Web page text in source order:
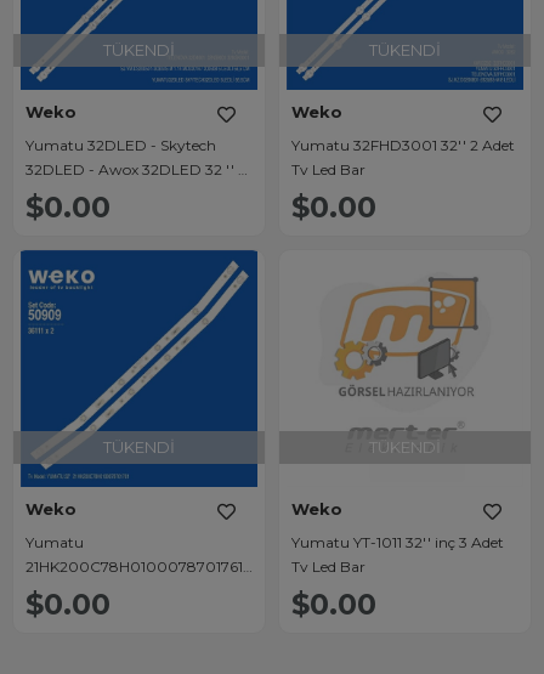
TÜKENDI
Weko
Yumatu 32DLED - Skytech
32DLED - Awox 32DLED 32 '' 2
Adet Tv Led Bar
$0.00
TÜKENDI
Weko
Yumatu 32FHD3001 32'' 2 Adet
Tv Led Bar
$0.00
TÜKENDI
Weko
Yumatu
21HK200C78H0100078701761
32'' inç 2 Adet Tv Led Bar
$0.00
TÜKENDI
Weko
Yumatu YT-1011 32'' inç 3 Adet
Tv Led Bar
$0.00